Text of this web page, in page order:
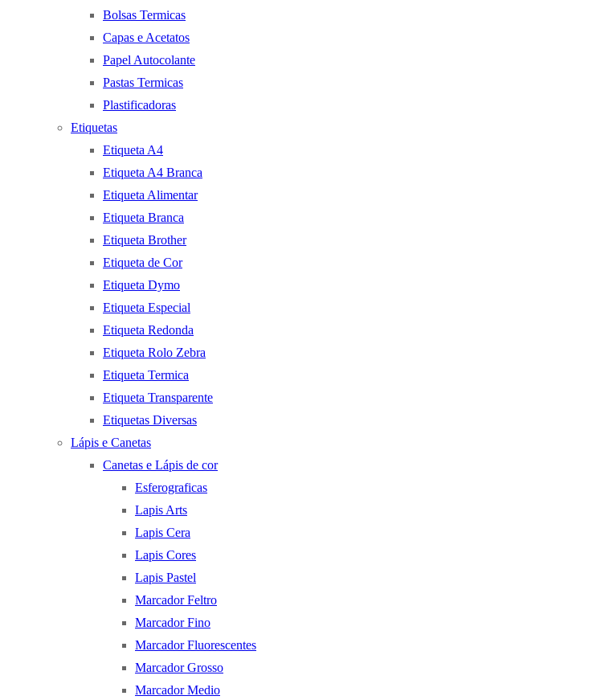
Bolsas Termicas
Capas e Acetatos
Papel Autocolante
Pastas Termicas
Plastificadoras
Etiquetas
Etiqueta A4
Etiqueta A4 Branca
Etiqueta Alimentar
Etiqueta Branca
Etiqueta Brother
Etiqueta de Cor
Etiqueta Dymo
Etiqueta Especial
Etiqueta Redonda
Etiqueta Rolo Zebra
Etiqueta Termica
Etiqueta Transparente
Etiquetas Diversas
Lápis e Canetas
Canetas e Lápis de cor
Esferograficas
Lapis Arts
Lapis Cera
Lapis Cores
Lapis Pastel
Marcador Feltro
Marcador Fino
Marcador Fluorescentes
Marcador Grosso
Marcador Medio